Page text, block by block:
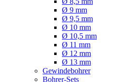
Ø 9 mm
Ø 9,5 mm
Ø 10 mm
Ø 10,5 mm
Ø 11 mm
Ø 12 mm
Ø 13 mm
Gewindebohrer
Bohrer-Sets